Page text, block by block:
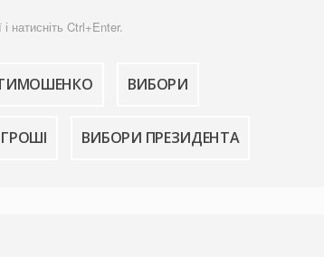
натисніть Ctrl+Enter.
ВИБОРИ
ГРОШІ ВИБОРИ ПРЕЗИДЕНТА